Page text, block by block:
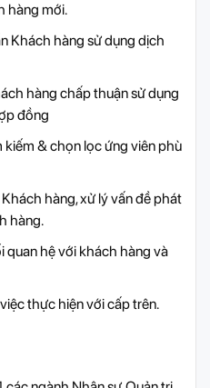
hàng mới.
Khách hàng sử dụng dịch
hàng chấp thuận sử dụng
đồng
& chọn lọc ứng viên phù
hàng, xử lý vấn đề phát
hàng.
quan hệ với khách hàng và
thực hiện với cấp trên.